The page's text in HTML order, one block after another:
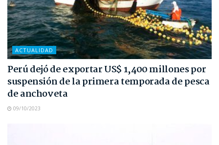
ACTUALIDAD
Perú dejó de exportar US$ 1,400 millones por
suspensión de la primera temporada de pesca
de anchoveta
09/10/2023